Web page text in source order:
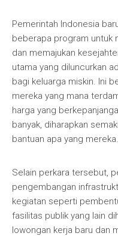
Pemerintah Indonesia
beberapa program untuk
dan memajukan
utama yang diluncurkan
bagi keluarga miskin. Ini
mereka yang mana
harga yang
banyak, diharapkan
bantuan apa yang mereka.
Selain perkara tersebut,
pengembangan
kegiatan seperti
fasilitas publik yang lain
lowongan kerja baru dan